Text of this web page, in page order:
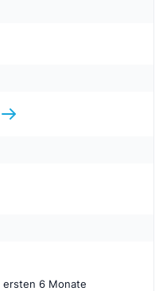
ersten 6 Monate